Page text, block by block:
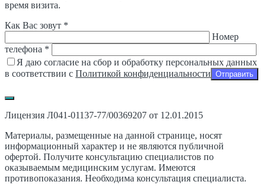
время визита.
Как Вас зовут *
Номер
телефона *
Я даю согласие на сбор и обработку персональных данных
в соответствии с Политикой конфиденциальности
Лицензия Л041-01137-77/00369207 от 12.01.2015
Материалы, размещенные на данной странице, носят
информационный характер и не являются публичной
офертой. Получите консультацию специалистов по
оказываемым медицинским услугам. Имеются
противопоказания. Необходима консультация специалиста.